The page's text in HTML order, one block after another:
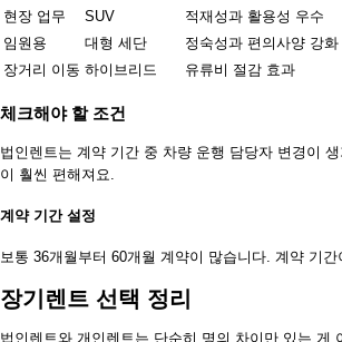
현장 업무
SUV
적재성과 활용성 우수
임원용
대형 세단
정숙성과 편의사양 강화
장거리 이동 하이브리드 유류비 절감 효과
체크해야 할 조건
법인렌트는 계약 기간 중 차량 운행 담당자 변경이
이 훨씬 편해져요.
계약 기간 설정
보통 36개월부터 60개월 계약이 많습니다. 계약 기
장기렌트 선택 정리
법인렌트와 개인렌트는 단순히 명의 차이만 있는 게